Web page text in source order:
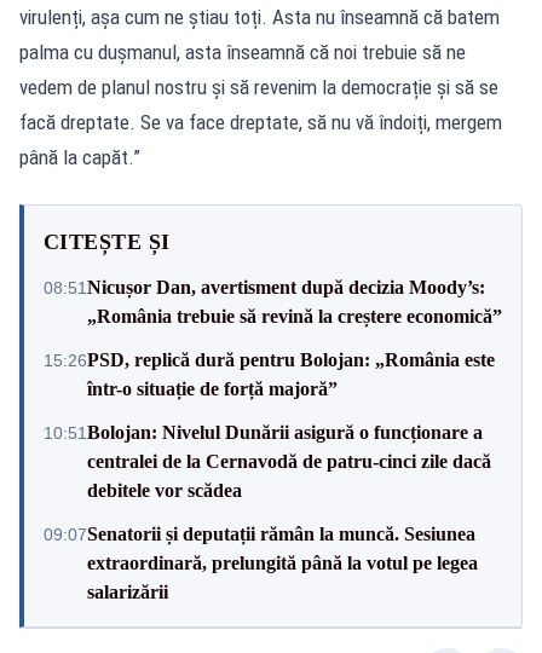
virulenți, așa cum ne știau toți. Asta nu înseamnă că batem
palma cu dușmanul, asta înseamnă că noi trebuie să ne
vedem de planul nostru și să revenim la democrație și să se
facă dreptate. Se va face dreptate, să nu vă îndoiți, mergem
până la capăt.”
CITEȘTE ȘI
08:51Nicușor Dan, avertisment după decizia Moody’s:
„România trebuie să revină la creștere economică”
15:26PSD, replică dură pentru Bolojan: „România este
într-o situație de forță majoră”
10:51Bolojan: Nivelul Dunării asigură o funcționare a
centralei de la Cernavodă de patru-cinci zile dacă
debitele vor scădea
09:07Senatorii și deputații rămân la muncă. Sesiunea
extraordinară, prelungită până la votul pe legea
salarizării